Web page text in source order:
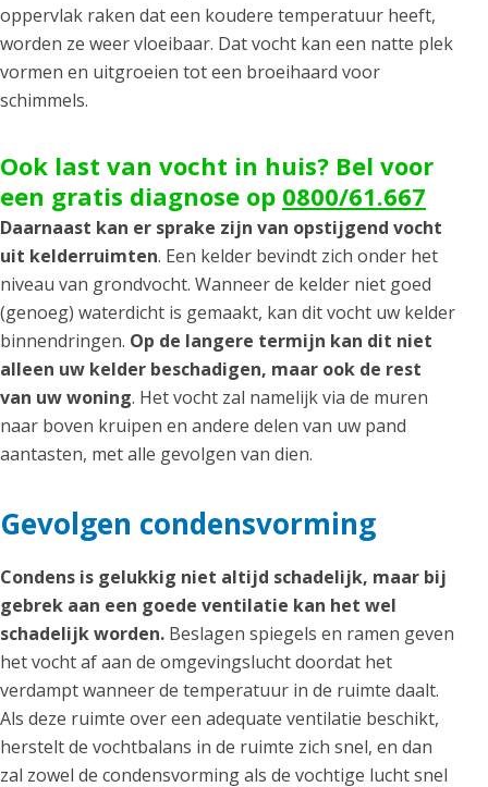
oppervlak raken dat een koudere temperatuur heeft,
worden ze weer vloeibaar. Dat vocht kan een natte plek
vormen en uitgroeien tot een broeihaard voor
schimmels.
Ook last van vocht in huis? Bel voor
een gratis diagnose op 0800/61.667
Daarnaast kan er sprake zijn van opstijgend vocht
uit kelderruimten. Een kelder bevindt zich onder het
niveau van grondvocht. Wanneer de kelder niet goed
(genoeg) waterdicht is gemaakt, kan dit vocht uw kelder
binnendringen. Op de langere termijn kan dit niet
alleen uw kelder beschadigen, maar ook de rest
van uw woning. Het vocht zal namelijk via de muren
naar boven kruipen en andere delen van uw pand
aantasten, met alle gevolgen van dien.
Gevolgen condensvorming
Condens is gelukkig niet altijd schadelijk, maar bij
gebrek aan een goede ventilatie kan het wel
schadelijk worden. Beslagen spiegels en ramen geven
het vocht af aan de omgevingslucht doordat het
verdampt wanneer de temperatuur in de ruimte daalt.
Als deze ruimte over een adequate ventilatie beschikt,
herstelt de vochtbalans in de ruimte zich snel, en dan
zal zowel de condensvorming als de vochtige lucht snel